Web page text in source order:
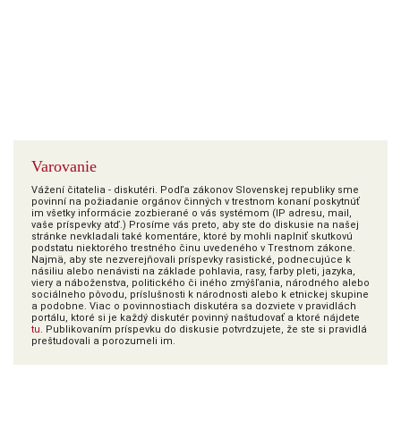
Varovanie
Vážení čitatelia - diskutéri. Podľa zákonov Slovenskej republiky sme
povinní na požiadanie orgánov činných v trestnom konaní poskytnúť
im všetky informácie zozbierané o vás systémom (IP adresu, mail,
vaše príspevky atď.) Prosíme vás preto, aby ste do diskusie na našej
stránke nevkladali také komentáre, ktoré by mohli naplniť skutkovú
podstatu niektorého trestného činu uvedeného v Trestnom zákone.
Najmä, aby ste nezverejňovali príspevky rasistické, podnecujúce k
násiliu alebo nenávisti na základe pohlavia, rasy, farby pleti, jazyka,
viery a náboženstva, politického či iného zmýšľania, národného alebo
sociálneho pôvodu, príslušnosti k národnosti alebo k etnickej skupine
a podobne. Viac o povinnostiach diskutéra sa dozviete v pravidlách
portálu, ktoré si je každý diskutér povinný naštudovať a ktoré nájdete
tu. Publikovaním príspevku do diskusie potvrdzujete, že ste si pravidlá
preštudovali a porozumeli im.